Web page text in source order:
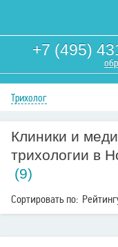
+7 (495)
Трихолог
Клиники и
трихологии в
(9)
Сортировать по: